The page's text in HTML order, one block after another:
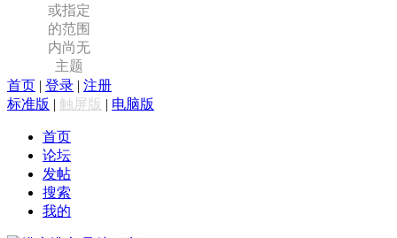
或指定
的范围
内尚无
主题
首页 | 登录 | 注册
标准版 | 触屏版 | 电脑版
首页
论坛
发帖
搜索
我的